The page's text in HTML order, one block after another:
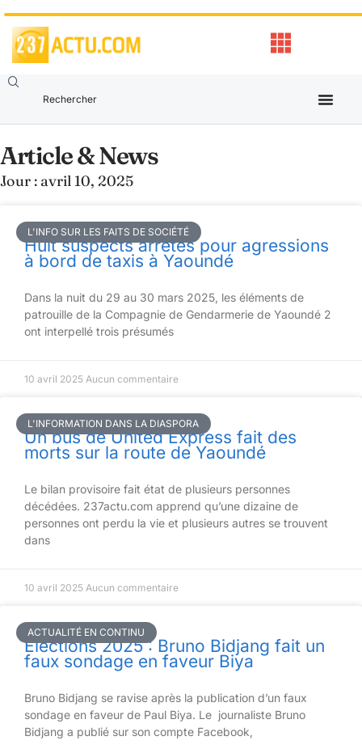
Article & News
Jour : avril 10, 2025
L'INFO SUR LES FAITS DE SOCIÉTÉ
Huit suspects arrêtés pour agressions
à bord de taxis à Yaoundé
Dans la nuit du 29 au 30 mars 2025, les éléments de
patrouille de la Compagnie de Gendarmerie de Yaoundé 2
ont interpellé trois présumés
10 avril 2025 Aucun commentaire
L'INFORMATION DANS LA DIASPORA
Un bus de United Express fait des
morts sur la route de Yaoundé
Le bilan provisoire fait état de plusieurs personnes
décédées. 237actu.com apprend qu’une dizaine de
personnes ont perdu la vie et plusieurs autres se trouvent
dans
10 avril 2025 Aucun commentaire
ACTUALITÉ EN CONTINU
Elections 2025 : Bruno Bidjang fait un
faux sondage en faveur Biya
Bruno Bidjang se ravise après la publication d’un faux
sondage en faveur de Paul Biya. Le journaliste Bruno
Bidjang a publié sur son compte Facebook,